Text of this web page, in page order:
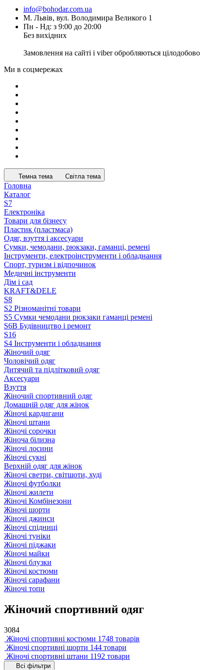
info@bohodar.com.ua
М. Львів, вул. Володимира Великого 1
Пн - Нд: з 9:00 до 20:00
Без вихідних
Замовлення на сайті і viber обробляються цілодобово
Ми в соцмережах
Темна тема Світла тема
Головна
Каталог
S7
Електроніка
Товари для бізнесу
Пластик (пластмаса)
Одяг, взуття і аксесуари
Сумки, чемодани, рюкзаки, гаманці, ремені
Інструменти, електроінструменти і обладнання
Спорт, туризм і відпочинок
Медичні інструменти
Дім і сад
KRAFT&DELE
S8
S2 Різноманітні товари
S5 Сумки чемодани рюкзаки гаманці ремені
S6B Будівництво і ремонт
S16
S4 Інструменти і обладнання
Жіночий одяг
Чоловічий одяг
Дитячий та підлітковий одяг
Аксесуари
Взуття
Жіночий спортивний одяг
Домашній одяг для жінок
Жіночі кардигани
Жіночі штани
Жіночі сорочки
Жіноча білизна
Жіночі лосини
Жіночі сукні
Верхній одяг для жінок
Жіночі светри, світшоти, худі
Жіночі футболки
Жіночі жилети
Жіночі Комбінезони
Жіночі шорти
Жіночі джинси
Жіночі спідниці
Жіночі туніки
Жіночі піджаки
Жіночі майки
Жіночі блузки
Жіночі костюми
Жіночі сарафани
Жіночі топи
Жіночий спортивний одяг
3084
Жіночі спортивні костюми 1748 товарів
Жіночі спортивні шорти 144 товари
Жіночі спортивні штани 1192 товари
Всі фільтри